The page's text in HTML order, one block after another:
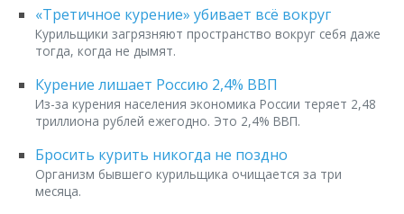
«Третичное курение» убивает всё вокруг
Курильщики загрязняют пространство вокруг себя даже
тогда, когда не дымят.
Курение лишает Россию 2,4% ВВП
Из-за курения населения экономика России теряет 2,48
триллиона рублей ежегодно. Это 2,4% ВВП.
Бросить курить никогда не поздно
Организм бывшего курильщика очищается за три
месяца.